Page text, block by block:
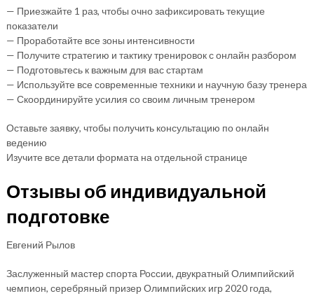
— Приезжайте 1 раз, чтобы очно зафиксировать текущие
показатели
— Проработайте все зоны интенсивности
— Получите стратегию и тактику тренировок с онлайн разбором
— Подготовьтесь к важным для вас стартам
— Используйте все современные техники и научную базу тренера
— Скоординируйте усилия со своим личным тренером
Оставьте заявку, чтобы получить консультацию по онлайн
ведению
Изучите все детали формата на отдельной странице
Отзывы об индивидуальной
подготовке
Евгений Рылов
Заслуженный мастер спорта России, двукратный Олимпийский
чемпион, серебряный призер Олимпийских игр 2020 года,